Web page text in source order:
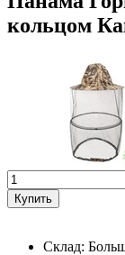
кольцом
Склад: